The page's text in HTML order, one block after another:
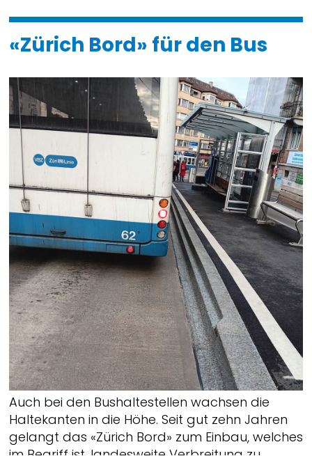
«Zürich Bord» für den Bus
Auch bei den Bushaltestellen wachsen die
Haltekanten in die Höhe. Seit gut zehn Jahren
gelangt das «Zürich Bord» zum Einbau, welches